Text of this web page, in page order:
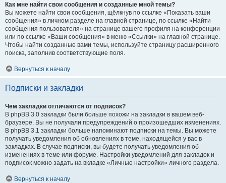
Как мне найти свои сообщения и созданные мной темы?
Вы можете найти свои сообщения, щёлкнув по ссылке «Показать ваши
сообщения» в личном разделе на главной странице, по ссылке «Найти
сообщения пользователя» на странице вашего профиля на конференции
или по ссылке «Ваши сообщения» в меню «Ссылки» на главной странице.
Чтобы найти созданные вами темы, используйте страницу расширенного
поиска, заполнив соответствующие поля.
Вернуться к началу
Подписки и закладки
Чем закладки отличаются от подписок?
В phpBB 3.0 закладки были больше похожи на закладки в вашем веб-
браузере. Вы не получали предупреждений о произошедших изменениях.
В phpBB 3.1 закладки больше напоминают подписки на темы. Вы можете
получать уведомления об обновлениях в теме, находящейся у вас в
закладках. В случае подписки, вы будете получать уведомления об
изменениях в теме или форуме. Настройки уведомлений для закладок и
подписок можно задать на вкладке «Личные настройки» личного раздела.
Вернуться к началу